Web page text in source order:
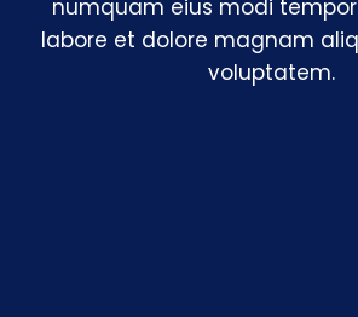
numquam eius modi
labore et dolore magnam
voluptatem.